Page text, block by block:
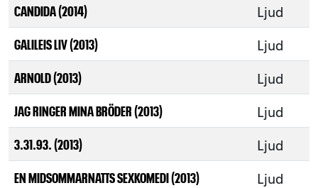
CANDIDA (2014) Ljud
GALILEIS LIV (2013) Ljud
ARNOLD (2013) Ljud
JAG RINGER MINA BRÖDER (2013) Ljud
3.31.93. (2013) Ljud
EN MIDSOMMARNATTS SEXKOMEDI (2013) Ljud